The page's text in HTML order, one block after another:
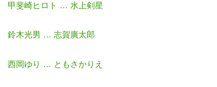
甲斐崎ヒロト … 水上剣星
鈴木光男 … 志賀廣太郎
西岡ゆり … ともさかりえ